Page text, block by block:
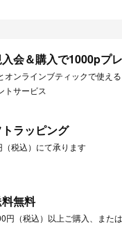
会＆購入で1000pプ
オンラインブティックで使える
トサービス
ラッピング
（税込）にて承ります
無料
円（税込）以上ご購入、また